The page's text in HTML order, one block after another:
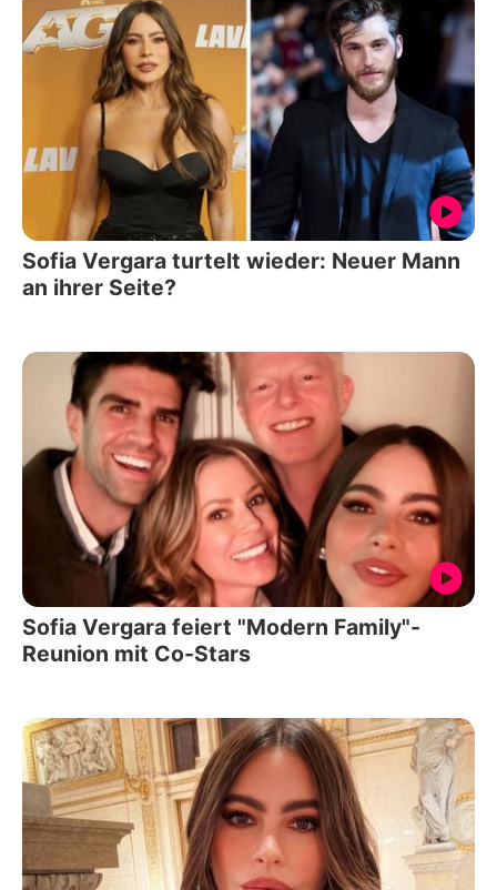
Sofia Vergara turtelt wieder: Neuer Mann
an ihrer Seite?
Sofia Vergara feiert "Modern Family"-
Reunion mit Co-Stars